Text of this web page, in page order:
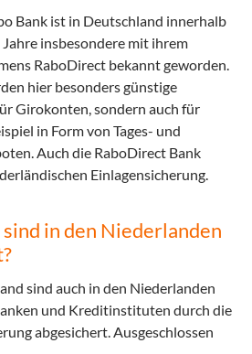
Bank ist in Deutschland innerhalb
insbesondere mit ihrem
RaboDirect bekannt geworden.
hier besonders günstige
Girokonten, sondern auch für
in Form von Tages- und
Auch die RaboDirect Bank
Einlagensicherung.
in den Niederlanden
sind auch in den Niederlanden
und Kreditinstituten durch die
abgesichert. Ausgeschlossen